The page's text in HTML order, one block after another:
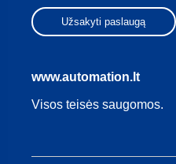
Užsakyti paslaugą
www.automation.lt
Visos teisės saugomos.